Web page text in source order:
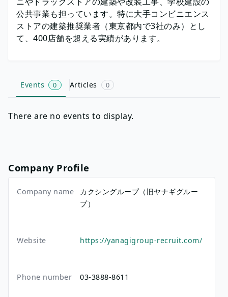
公共事業も担っています。特に大手コンビニエンス
ストアの建築推奨業者（東京都内で3社のみ）とし
て、400店舗を超える実績があります。
Events 0 Articles 0
There are no events to display.
Company Profile
Company name
カクシングループ（旧ヤナギグルー
プ）
Website https://yanagigroup-recruit.com/
Phone number 03-3888-8611